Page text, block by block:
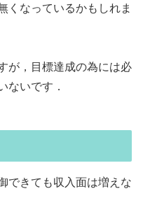
くなっているかもしれま
が，目標達成の為には必
ないです．
できても収入面は増えな